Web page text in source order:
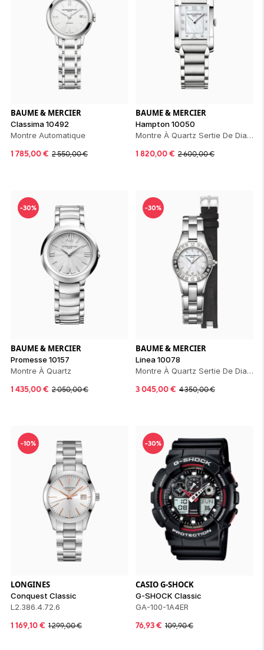
BAUME & MERCIER
Classima 10492
Montre Automatique
1 785,00€ 2 550,00€
BAUME & MERCIER
Hampton 10050
Montre À Quartz Sertie De Diamants
1 820,00€ 2 600,00€
-30%
BAUME & MERCIER
Promesse 10157
Montre À Quartz
1 435,00€ 2 050,00€
-30%
BAUME & MERCIER
Linea 10078
Montre À Quartz Sertie De Diamants
3 045,00€ 4 350,00€
-10%
LONGINES
Conquest Classic
L2.386.4.72.6
1 169,10€ 1 299,00€
-30%
CASIO G-SHOCK
G-SHOCK Classic
GA-100-1A4ER
76,93€ 109,90€